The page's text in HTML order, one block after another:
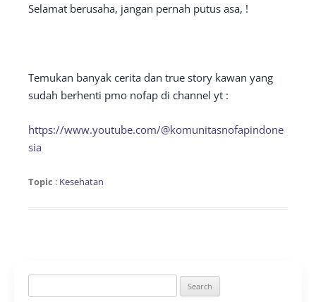
Selamat berusaha, jangan pernah putus asa, !
Temukan banyak cerita dan true story kawan yang
sudah berhenti pmo nofap di channel yt :
https://www.youtube.com/@komunitasnofapindone
sia
Topic : Kesehatan
for: